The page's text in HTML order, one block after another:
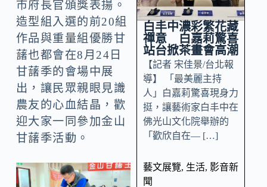
市府長官頒獎表揚。
造型組入選的前20組
作品與重量組優勝甘
藷也都會在8月24日
甘藷季的會場中展
出，讓民眾親眼見識
農友的心血結晶，歡
迎大家一同參加金山
甘藷季活動。
白丰中濃彩繁花藏
禪意 白嘉莉驚喜
站台掀茶畫會高潮
【記者 宋佳景/台北報
導】 「最美麗主持
人」白嘉莉驚喜現身力
挺，讓藝術家白丰中在
佛光山文化院舉辦的
「歡欣自在— […]
藝文展覽, 生活, 影音新
聞